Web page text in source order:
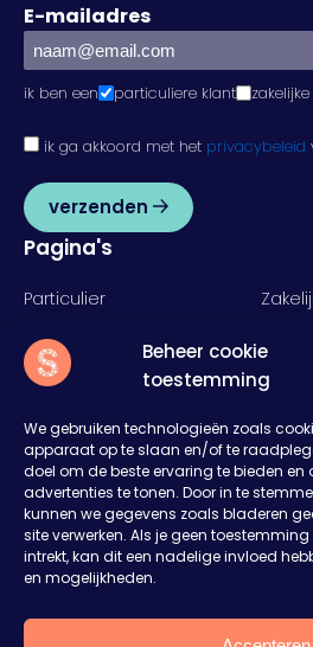
Beheer cookie
toestemming
We gebruiken technologieën zoals
apparaat op te slaan en/of te
doel om de beste ervaring te bieden
advertenties te tonen. Door in te
kunnen we gegevens zoals bladeren
site verwerken. Als je geen
intrekt, kan dit een nadelige invloed
en mogelijkheden.
E-mailadres
ik ben een particuliere klant
ik ga akkoord met het privacybeleid
verzenden
Pagina's
Particulier
Inspiratie
Over
Nieuws
Slump
Het Rister 11
8314RD Bant
0527 27 43 27
sales@welkombijslump.nl
Vertel ons je ideeën. Wij